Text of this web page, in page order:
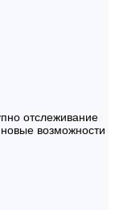
отслеживание
возможности